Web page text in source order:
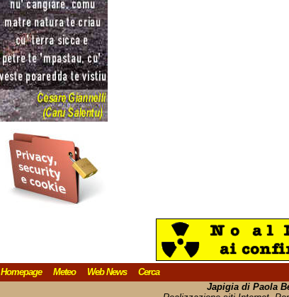
Homepage Meteo Web News
Cerca
Japigia di Paola